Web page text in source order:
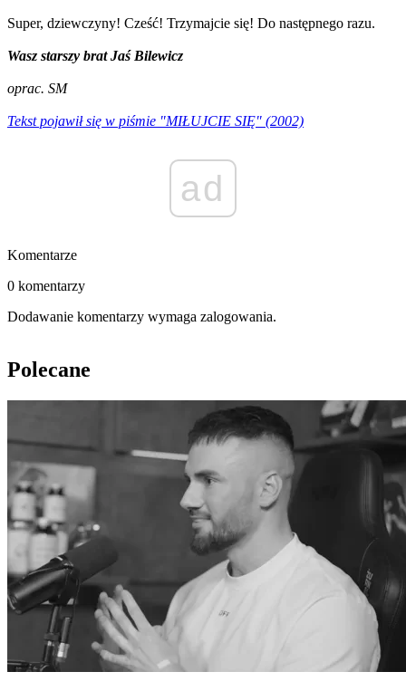
Super, dziewczyny! Cześć! Trzymajcie się! Do następnego razu.
Wasz starszy brat Jaś Bilewicz
oprac. SM
Tekst pojawił się w piśmie "MIŁUJCIE SIĘ" (2002)
ad
Komentarze
0 komentarzy
Dodawanie komentarzy wymaga zalogowania.
Polecane